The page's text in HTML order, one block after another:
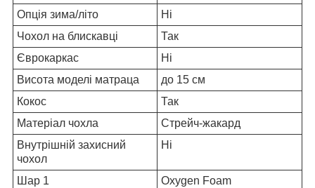
Опція зима/літо
Ні
Чохол на блискавці
Так
Єврокаркас
Ні
Висота моделі матраца
до 15 см
Кокос
Так
Матеріал чохла
Стрейч-жакард
Внутрішній захисний
чохол
Ні
Шар 1
Oxygen Foam